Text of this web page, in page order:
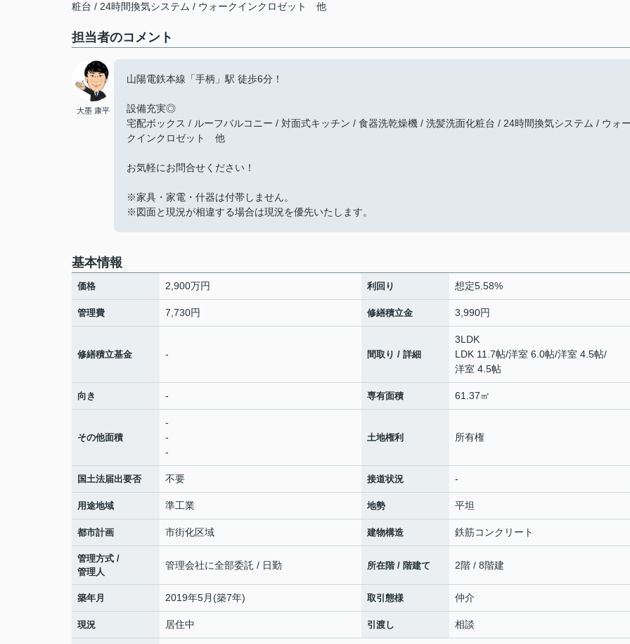
粧台 / 24時間換気システム / ウォークインクロゼット 他
担当者のコメント
大墨 康平
山陽電鉄本線「手柄」駅 徒歩6分！
設備充実◎
宅配ボックス / ルーフバルコニー / 対面式キッチン / 食器洗乾燥機 / 洗髪洗面化粧台 / 24時間換気システム / ウォ
クインクロゼット 他
お気軽にお問合せください！
※家具・家電・什器は付帯しません。
※図面と現況が相違する場合は現況を優先いたします。
基本情報
価格 2,900万円 利回り 想定5.58%
管理費 7,730円 修繕積立金 3,990円
修繕積立基金 - 間取り / 詳細
3LDK
LDK 11.7帖/洋室 6.0帖/洋室 4.5帖/
洋室 4.5帖
向き - 専有面積 61.37㎡
その他面積
-
-
-
土地権利 所有権
国土法届出要否 不要 接道状況 -
用途地域 準工業 地勢 平坦
都市計画 市街化区域 建物構造 鉄筋コンクリート
管理方式 /
管理人
管理会社に全部委託 / 日勤 所在階 / 階建て 2階 / 8階建
築年月 2019年5月(築7年) 取引態様 仲介
現況 居住中 引渡し 相談